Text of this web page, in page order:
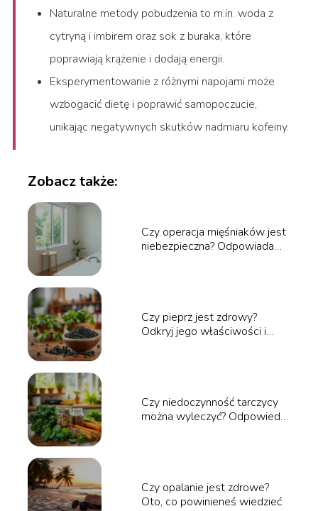
Naturalne metody pobudzenia to m.in. woda z
cytryną i imbirem oraz sok z buraka, które
poprawiają krążenie i dodają energii.
Eksperymentowanie z różnymi napojami może
wzbogacić dietę i poprawić samopoczucie,
unikając negatywnych skutków nadmiaru kofeiny.
Zobacz także:
Czy operacja mięśniaków jest
niebezpieczna? Odpowiadamy
Czy pieprz jest zdrowy?
Odkryj jego właściwości i
Czy niedoczynność tarczycy
można wyleczyć? Odpowiedzi
Czy opalanie jest zdrowe?
Oto, co powinieneś wiedzieć